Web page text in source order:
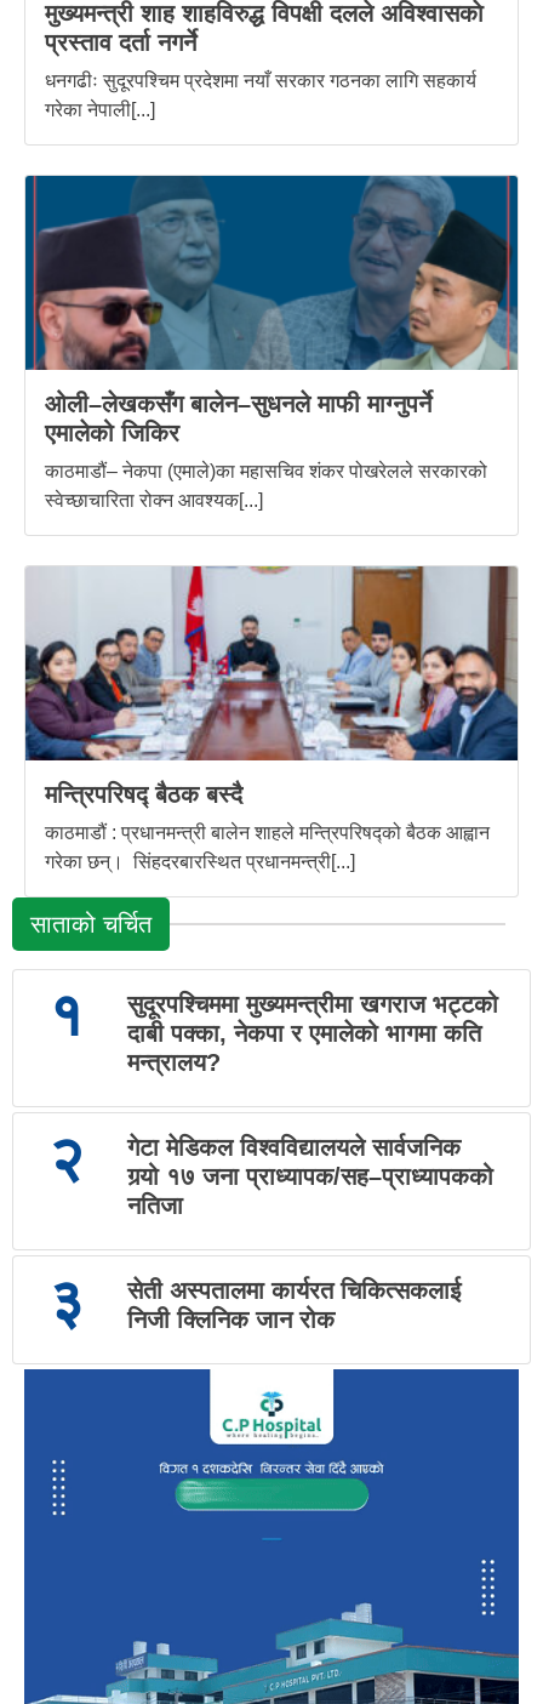
मुख्यमन्त्री शाह शाहविरुद्ध विपक्षी दलले अविश्वासकाे
प्रस्ताव दर्ता नगर्ने
धनगढीः सुदूरपश्चिम प्रदेशमा नयाँ सरकार गठनका लागि सहकार्य
गरेका नेपाली[...]
ओली–लेखकसँग बालेन–सुधनले माफी माग्नुपर्ने
एमालेको जिकिर
काठमाडौं– नेकपा (एमाले)का महासचिव शंकर पोखरेलले सरकारको
स्वेच्छाचारिता रोक्न आवश्यक[...]
मन्त्रिपरिषद्‍ बैठक बस्दै
काठमाडौं : प्रधानमन्त्री बालेन शाहले मन्त्रिपरिषद्को बैठक आह्वान
गरेका छन्। सिंहदरबारस्थित प्रधानमन्त्री[...]
साताको चर्चित
१
सुदूरपश्चिममा मुख्यमन्त्रीमा खगराज भट्टको
दाबी पक्का, नेकपा र एमालेको भागमा कति
मन्त्रालय?
२
गेटा मेडिकल विश्वविद्यालयले सार्वजनिक
गर्‍यो १७ जना प्राध्यापक/सह–प्राध्यापकको
नतिजा
३
सेती अस्पतालमा कार्यरत चिकित्सकलाई
निजी क्लिनिक जान रोक